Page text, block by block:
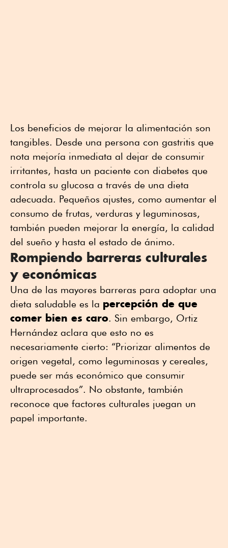
Los beneficios de mejorar la alimentación son
tangibles. Desde una persona con gastritis que
nota mejoría inmediata al dejar de consumir
irritantes, hasta un paciente con diabetes que
controla su glucosa a través de una dieta
adecuada. Pequeños ajustes, como aumentar el
consumo de frutas, verduras y leguminosas,
también pueden mejorar la energía, la calidad
del sueño y hasta el estado de ánimo.
Rompiendo barreras culturales
y económicas
Una de las mayores barreras para adoptar una
dieta saludable es la percepción de que
comer bien es caro. Sin embargo, Ortiz
Hernández aclara que esto no es
necesariamente cierto: “Priorizar alimentos de
origen vegetal, como leguminosas y cereales,
puede ser más económico que consumir
ultraprocesados”. No obstante, también
reconoce que factores culturales juegan un
papel importante.